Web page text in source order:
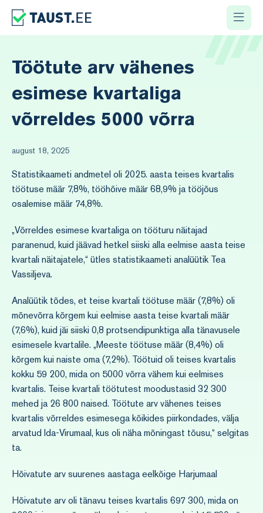
Töötute arv vähenes
esimese kvartaliga
võrreldes 5000 võrra
august 18, 2025
Statistikaameti andmetel oli 2025. aasta teises kvartalis
töötuse määr 7,8%, tööhõive määr 68,9% ja tööjõus
osalemise määr 74,8%.
„Võrreldes esimese kvartaliga on tööturu näitajad
paranenud, kuid jäävad hetkel siiski alla eelmise aasta teise
kvartali näitajatele,“ ütles statistikaameti analüütik Tea
Vassiljeva.
Analüütik tõdes, et teise kvartali töötuse määr (7,8%) oli
mõnevõrra kõrgem kui eelmise aasta teise kvartali määr
(7,6%), kuid jäi siiski 0,8 protsendipunktiga alla tänavusele
esimesele kvartalile. „Meeste töötuse määr (8,4%) oli
kõrgem kui naiste oma (7,2%). Töötuid oli teises kvartalis
kokku 59 200, mida on 5000 võrra vähem kui eelmises
kvartalis. Teise kvartali töötutest moodustasid 32 300
mehed ja 26 800 naised. Töötute arv vähenes teises
kvartalis võrreldes esimesega kõikides piirkondades, välja
arvatud Ida-Virumaal, kus oli näha mõningast tõusu,“ selgitas
ta.
Hõivatute arv suurenes aastaga eelkõige Harjumaal
Hõivatute arv oli tänavu teises kvartalis 697 300, mida on